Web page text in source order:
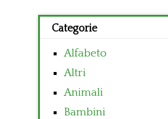
Categorie
Alfabeto
Altri
Animali
Bambini